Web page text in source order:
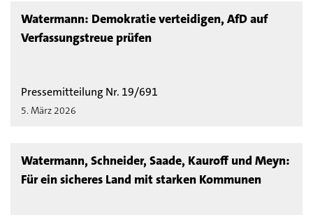
Watermann: Demokratie verteidigen, AfD auf
Verfassungstreue prüfen
Pressemitteilung Nr. 19/691
5. März 2026
Watermann, Schneider, Saade, Kauroff und Meyn:
Für ein sicheres Land mit starken Kommunen